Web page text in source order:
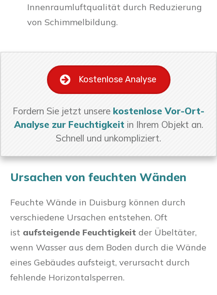
Innenraumluftqualität durch Reduzierung
von Schimmelbildung.
Kostenlose Analyse
Fordern Sie jetzt unsere kostenlose Vor-Ort-
Analyse zur Feuchtigkeit in Ihrem Objekt an.
Schnell und unkompliziert.
Ursachen von feuchten Wänden
Feuchte Wände in Duisburg können durch
verschiedene Ursachen entstehen. Oft
ist aufsteigende Feuchtigkeit der Übeltäter,
wenn Wasser aus dem Boden durch die Wände
eines Gebäudes aufsteigt, verursacht durch
fehlende Horizontalsperren.